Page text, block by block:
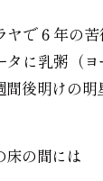
ヤで６年の
タに乳粥（
後明けの明
床の間には